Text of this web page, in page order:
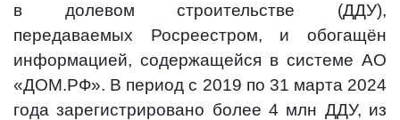
в долевом строительстве (ДДУ),
передаваемых Росреестром, и обогащён
информацией, содержащейся в системе АО
«ДОМ.РФ». В период с 2019 по 31 марта 2024
года зарегистрировано более 4 млн ДДУ, из